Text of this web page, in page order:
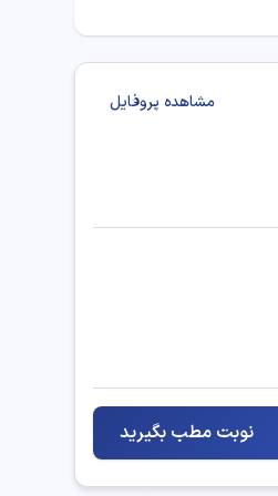
مشاهده پروفایل
نوبت مطب بگیرید